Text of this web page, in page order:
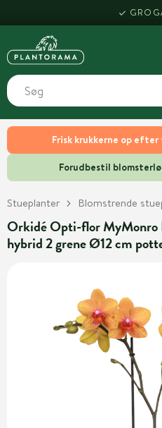
Frisk krukkerne op
Forudbestil
Stueplanter Blomstrende
Orkidé Opti-flor MyMonro
hybrid 2 grene Ø12 cm